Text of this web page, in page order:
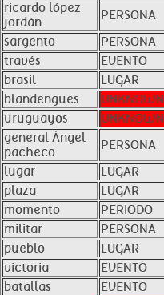
ricardo lópez
jordán
PERSONA
sargento
PERSONA
través
EVENTO
brasil
LUGAR
blandengues
UNKNOWN
uruguayos
UNKNOWN
general Ángel
pacheco
PERSONA
lugar
LUGAR
plaza
LUGAR
momento
PERIODO
militar
PERSONA
pueblo
LUGAR
victoria
EVENTO
batallas
EVENTO